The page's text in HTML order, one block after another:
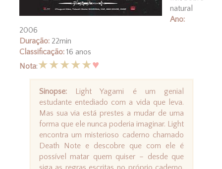
natural
Ano:
2006
Duração:22min
Classificação:16 anos
Nota:★★★★★♥
Sinopse:Light Yagami é um genial
estudante entediado com a vida que leva.
Mas sua via está prestes a mudar de uma
forma que ele nunca poderia imaginar. Light
encontra um misterioso caderno chamado
Death Note e descobre que com ele é
possível matar quem quiser – desde que